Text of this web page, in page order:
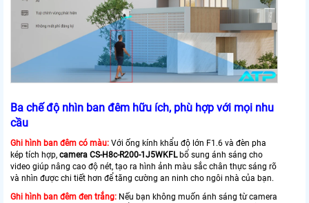
Ba chế độ nhìn ban đêm hữu ích, phù hợp với mọi nhu
cầu
Ghi hình ban đêm có màu: Với ống kính khẩu độ lớn F1.6 và đèn pha
kép tích hợp, camera CS-H8c-R200-1J5WKFLbổ sung ánh sáng cho
video giúp nâng cao độ nét, tạo ra hình ảnh màu sắc chân thực sáng rõ
và nhìn được chi tiết hơn để tăng cường an ninh cho ngôi nhà của bạn.
Ghi hình ban đêm đen trắng: Nếu bạn không muốn ánh sáng từ camera